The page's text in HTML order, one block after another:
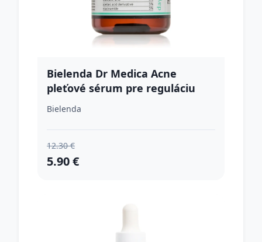
Bielenda Dr Medica Acne
pleťové sérum pre reguláciu
nadmerného mazotoku a
Bielenda
12.30 €
5.90 €